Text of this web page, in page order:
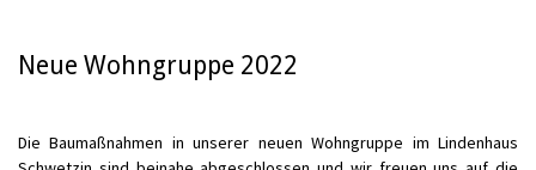
Neue Wohngruppe 2022
Die Baumaßnahmen in unserer neuen Wohngruppe im Lindenhaus